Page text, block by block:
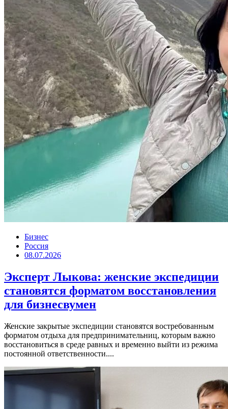
Бизнес
Россия
08.07.2026
Эксперт Лыкова: женские экспедиции
становятся форматом восстановления
для бизнесвумен
Женские закрытые экспедиции становятся востребованным
форматом отдыха для предпринимательниц, которым важно
восстановиться в среде равных и временно выйти из режима
постоянной ответственности....